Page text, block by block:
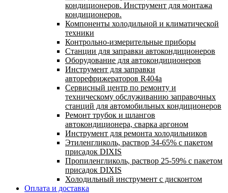
кондиционеров. Инструмент для монтажа
кондиционеров.
Компоненты холодильной и климатической
техники
Контрольно-измерительные приборы
Станции для заправки автокондиционеров
Оборудование для автокондиционеров
Инструмент для заправки
авторефрижераторов R404a
Сервисный центр по ремонту и
техническому обслуживанию заправочных
станций для автомобильных кондиционеров
Ремонт трубок и шлангов
автокондиционера, сварка аргоном
Инструмент для ремонта холодильников
Этиленгликоль, раствор 34-65% с пакетом
присадок DIXIS
Пропиленгликоль, раствор 25-59% с пакетом
присадок DIXIS
Холодильный инструмент с дисконтом
Оплата и доставка